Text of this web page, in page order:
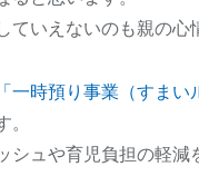
いえないのも親の心
「一時預り事業（すまい
。
シュや育児負担の軽減